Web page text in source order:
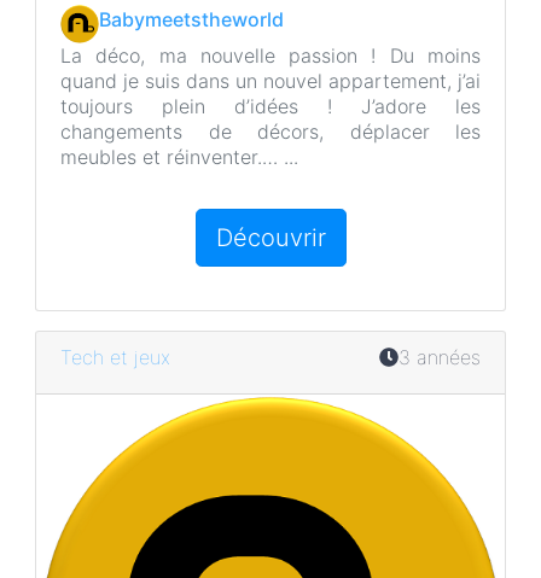
Babymeetstheworld
La déco, ma nouvelle passion ! Du moins
quand je suis dans un nouvel appartement, j’ai
toujours plein d’idées ! J’adore les
changements de décors, déplacer les
meubles et réinventer.… ...
Découvrir
Tech et jeux 3 années